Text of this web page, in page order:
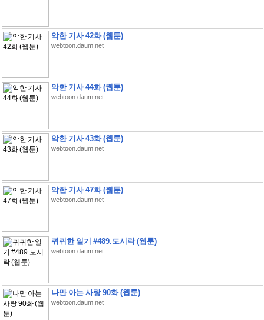
악한 기사 42화 (웹툰)
webtoon.daum.net
악한 기사 44화 (웹툰)
webtoon.daum.net
악한 기사 43화 (웹툰)
webtoon.daum.net
악한 기사 47화 (웹툰)
webtoon.daum.net
퀴퀴한 일기 #489.도시락 (웹툰)
webtoon.daum.net
나만 아는 사랑 90화 (웹툰)
webtoon.daum.net